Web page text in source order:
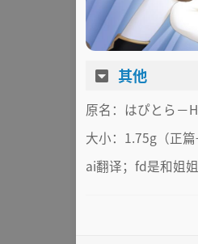
其他
原名：はぴとら－
大小：1.75g（正篇
ai翻译；fd是和姐